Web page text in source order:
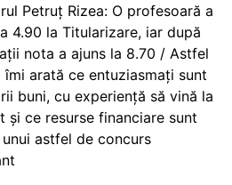
Petruț Rizea: O profesoară a
4.90 la Titularizare, iar după
nota a ajuns la 8.70 / Astfel
îmi arată ce entuziasmați sunt
buni, cu experiență să vină la
și ce resurse financiare sunt
astfel de concurs